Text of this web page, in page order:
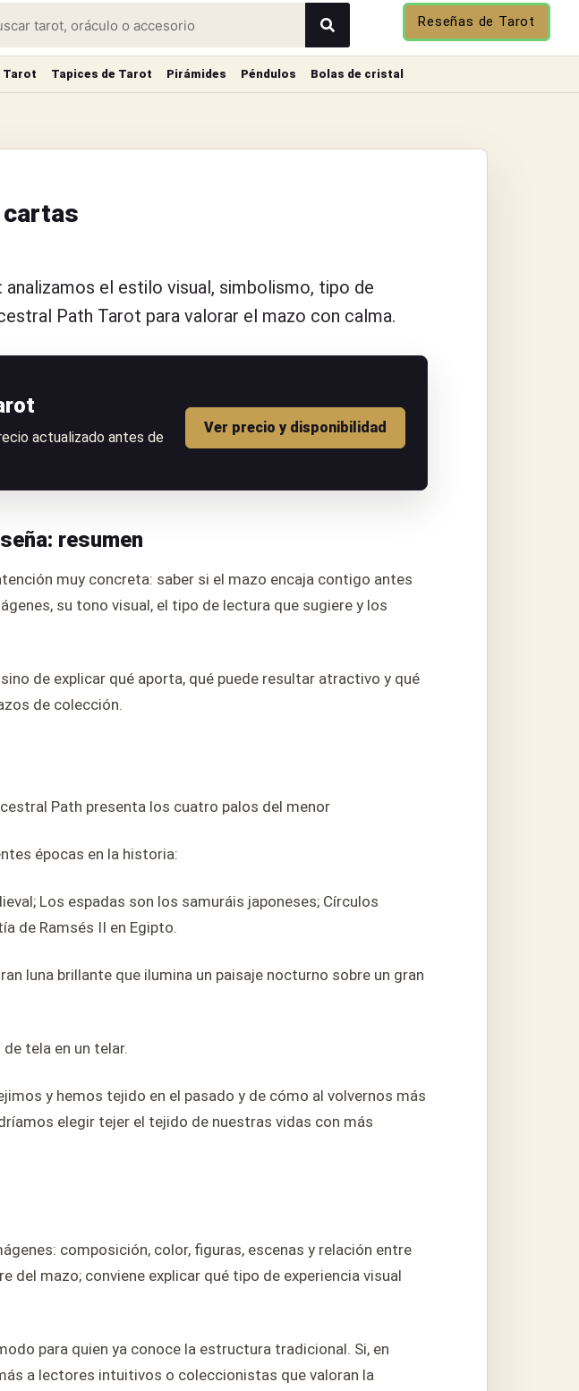
Reseñas de Tarot
Tarot Tapices de Tarot Pirámides Péndulos Bolas de cristal
cartas
: analizamos el estilo visual, simbolismo, tipo de
Path Tarot para valorar el mazo con calma.
actualizado antes de
Ver precio y disponibilidad
resumen
muy concreta: saber si el mazo encaja contigo antes
su tono visual, el tipo de lectura que sugiere y los
de explicar qué aporta, qué puede resultar atractivo y qué
de colección.
Path presenta los cuatro palos del menor
épocas en la historia:
Los espadas son los samuráis japoneses; Círculos
de Ramsés II en Egipto.
luna brillante que ilumina un paisaje nocturno sobre un gran
tela en un telar.
y hemos tejido en el pasado y de cómo al volvernos más
elegir tejer el tejido de nuestras vidas con más
composición, color, figuras, escenas y relación entre
mazo; conviene explicar qué tipo de experiencia visual
para quien ya conoce la estructura tradicional. Si, en
a lectores intuitivos o coleccionistas que valoran la